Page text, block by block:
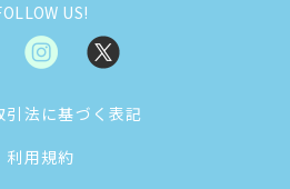
US!
引法に基づく表記
利用規約